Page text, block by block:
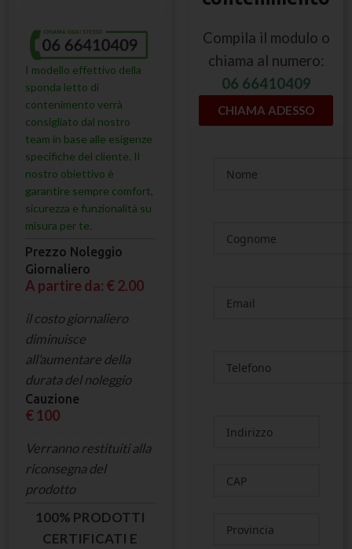
I modello effettivo della
sponda letto di
contenimento verrà
consigliato dal nostro
team in base alle esigenze
specifiche del cliente. Il
nostro obiettivo è
garantire sempre comfort,
sicurezza e funzionalità su
misura per te.
Prezzo Noleggio
Giornaliero
A partire da: € 2.00
il costo giornaliero
diminuisce
all’aumentare della
durata del noleggio
Cauzione
€ 100
Verranno restituiti alla
riconsegna del
prodotto
100% PRODOTTI
CERTIFICATI E
Compila il modulo o
chiama al numero:
06 66410409
CHIAMA ADESSO